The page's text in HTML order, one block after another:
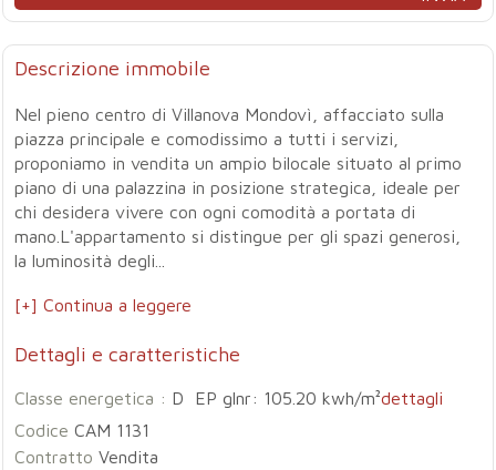
Descrizione immobile
Nel pieno centro di Villanova Mondovì, affacciato sulla
piazza principale e comodissimo a tutti i servizi,
proponiamo in vendita un ampio bilocale situato al primo
piano di una palazzina in posizione strategica, ideale per
chi desidera vivere con ogni comodità a portata di
mano.L'appartamento si distingue per gli spazi generosi,
la luminosità degli...
[+] Continua a leggere
Dettagli e caratteristiche
Classe energetica : D EP glnr: 105.20 kwh/m²dettagli
Codice CAM 1131
Contratto Vendita